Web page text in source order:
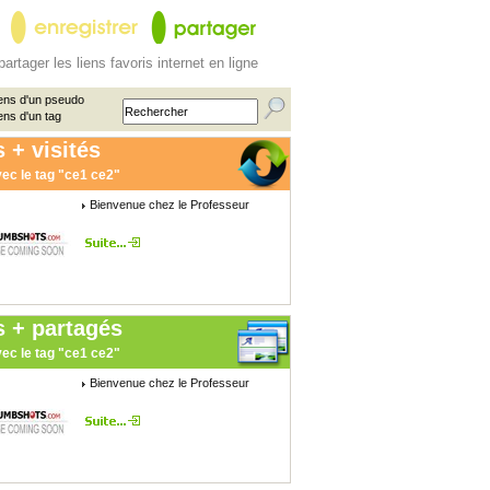
les liens favoris internet en ligne
d'un pseudo
d'un tag
+ visités
le tag "ce1 ce2"
Bienvenue chez le Professeur
+ partagés
le tag "ce1 ce2"
Bienvenue chez le Professeur